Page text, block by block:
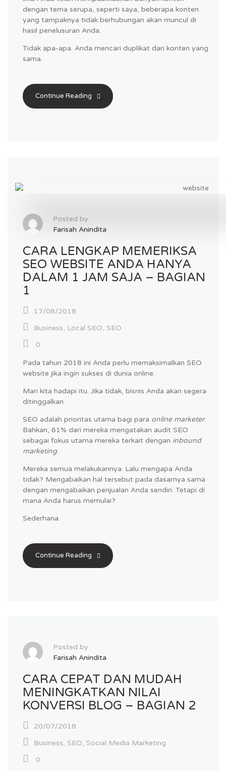
dengan tema serupa, seperti saya, beberapa konten
yang tampaknya tidak berhubungan akan muncul di
hasil penelusuran Anda.
Tidak apa-apa. Anda mencari duplikat dari konten yang
sama.
Continue Reading
Posted by
Farisah Anindita
CARA LENGKAP MEMERIKSA
SEO WEBSITE ANDA HANYA
DALAM 1 JAM SAJA – BAGIAN
1
17/08/2018
Business, Local SEO, SEO
0
Pada tahun 2018 ini Anda perlu memaksimalkan SEO
website jika ingin sukses di dunia online.
Mari kita hadapi itu. Jika tidak, bisnis Anda akan segera
ditinggalkan.
SEO adalah prioritas utama bagi para online marketer.
Bahkan, 61% dari mereka mengatakan audit SEO
sebagai fokus utama mereka terkait dengan inbound
marketing.
Mereka semua melakukannya. Lalu mengapa Anda
tidak? Mengabaikan hal tersebut pada dasarnya sama
dengan mengabaikan penjualan Anda sendiri. Tetapi di
mana Anda harus memulai?
Sederhana.
Continue Reading
Posted by
Farisah Anindita
CARA CEPAT DAN MUDAH
MENINGKATKAN NILAI
KONVERSI BLOG – BAGIAN 2
20/07/2018
Business, SEO, Social Media Marketing
0